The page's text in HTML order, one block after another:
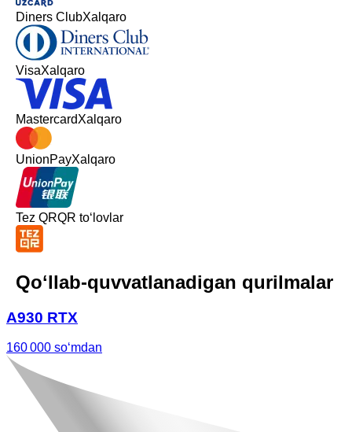
Diners ClubXalqaro
VisaXalqaro
MastercardXalqaro
UnionPayXalqaro
Tez QRQR toʻlovlar
Qoʻllab-quvvatlanadigan qurilmalar
A930 RTX
160 000 soʻmdan